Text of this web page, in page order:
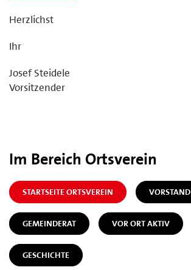
Herzlichst
Ihr
Josef Steidele
Vorsitzender
Im Bereich Ortsverein
STARTSEITE ORTSVEREIN VORSTAND
GEMEINDERAT VOR ORT AKTIV
GESCHICHTE